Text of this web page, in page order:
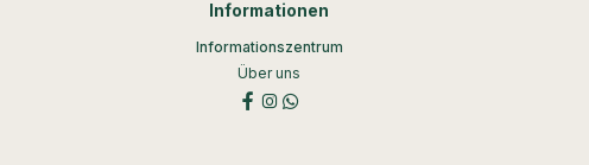
Informationen
Informationszentrum
Über uns